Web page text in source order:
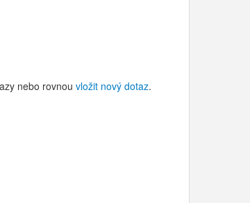
nebo rovnou vložit nový dotaz.